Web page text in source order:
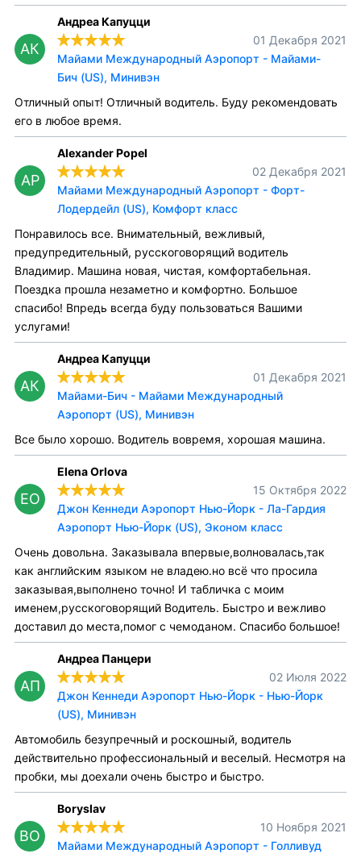
АК
Андреа Капуцци
01 Декабря 2021
Майами Международный Аэропорт - Майами-
Бич (US), Минивэн
Отличный опыт! Отличный водитель. Буду рекомендовать
его в любое время.
AP
Alexander Popel
02 Декабря 2021
Майами Международный Аэропорт - Форт-
Лодердейл (US), Комфорт класс
Понравилось все. Внимательный, вежливый,
предупредительный, русскоговорящий водитель
Владимир. Машина новая, чистая, комфортабельная.
Поездка прошла незаметно и комфортно. Большое
спасибо! Впредь всегда буду пользоваться Вашими
услугами!
АК
Андреа Капуцци
01 Декабря 2021
Майами-Бич - Майами Международный
Аэропорт (US), Минивэн
Все было хорошо. Водитель вовремя, хорошая машина.
EO
Elena Orlova
15 Октября 2022
Джон Кеннеди Аэропорт Нью-Йорк - Ла-Гардия
Аэропорт Нью-Йорк (US), Эконом класс
Очень довольна. Заказывала впервые,волновалась,так
как английским языком не владею.но всё что просила
заказывая,выполнено точно! И табличка с моим
именем,русскоговорящий Водитель. Быстро и вежливо
доставил до места,помог с чемоданом. Спасибо большое!
АП
Андреа Панцери
02 Июля 2022
Джон Кеннеди Аэропорт Нью-Йорк - Нью-Йорк
(US), Минивэн
Автомобиль безупречный и роскошный, водитель
действительно профессиональный и веселый. Несмотря на
пробки, мы доехали очень быстро и быстро.
BO
Boryslav
10 Ноября 2021
Майами Международный Аэропорт - Голливуд